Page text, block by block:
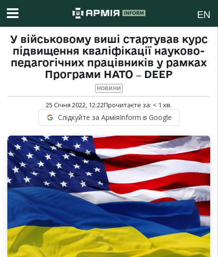
EN
У військовому виші стартував курс
підвищення кваліфікації науково-
педагогічних працівників у рамках
Програми НАТО ‒ DEEP
НОВИНИ
25 Січня 2022, 12:22Прочитаєте за: < 1 хв.
Слідкуйте за АрміяInform в Google